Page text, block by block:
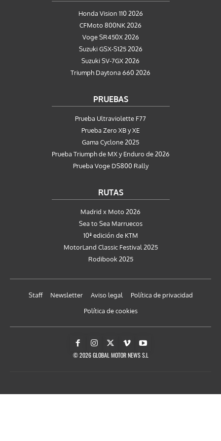
Honda Vision 110 2026
CFMoto 800NK 2026
Voge SR450X 2026
Suzuki GSX-S125 2026
Suzuki SV-7GX 2026
Triumph Daytona 660 2026
PRUEBAS
Prueba Ultraviolette F77
Prueba Zero XB y XE
Gama Cyclone 2025
Prueba Triumph de MX y Enduro de 2026
Prueba Voge DS800 Rally
RUTAS
Madrid x Moto 2026
Sea to Sea Marruecos
10ª edición de KTM
MotorLand Classic Festival 2025
Rodibook 2025
Staff Newsletter Aviso legal
Política de privacidad
Política de cookies
© 2026 GLOBAL MOTOR NEWS S.L